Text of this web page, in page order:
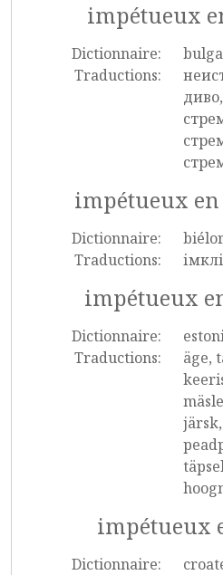
impétueux
Dictionnaire:
Traductions:
impétueux
Dictionnaire:
Traductions:
impétueux
Dictionnaire:
Traductions:
äge,
impétueux
Dictionnaire: